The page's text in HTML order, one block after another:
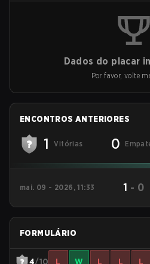
Dados do placar
Por favor, volte
ENCONTROS ANTERIORES
1 Vitórias 0
mai. 09 - 2026, 11:33 1 - 0
FORMULÁRIO
4/10 L W L L L